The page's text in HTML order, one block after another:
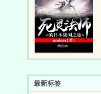
最新标签